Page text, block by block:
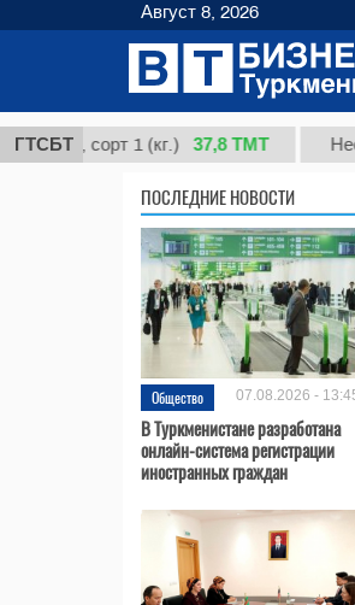
ГТСБТ
сорт 1 (кг.) 37,8 ТМТ
ПОСЛЕДНИЕ НОВОСТИ
Общество 07.08.2026 -
В Туркменистане разработана
онлайн-система регистрации
иностранных граждан
Август 8, 2026